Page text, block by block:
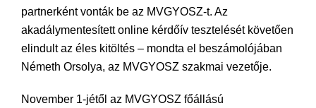
partnerként vonták be az MVGYOSZ-t. Az
akadálymentesített online kérdőív tesztelését követően
elindult az éles kitöltés – mondta el beszámolójában
Németh Orsolya, az MVGYOSZ szakmai vezetője.
November 1-jétől az MVGYOSZ főállású